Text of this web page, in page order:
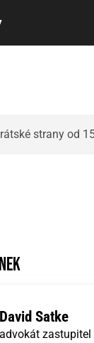
strany od
David Satke
advokát zastupitel